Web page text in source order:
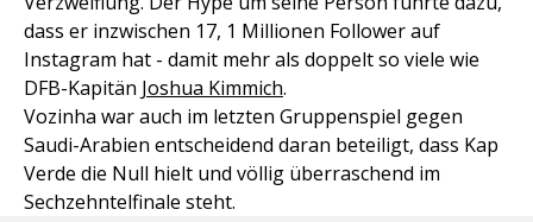
dass er inzwischen 17, 1 Millionen Follower auf
Instagram hat - damit mehr als doppelt so viele wie
DFB-Kapitän Joshua Kimmich.
Vozinha war auch im letzten Gruppenspiel gegen
Saudi-Arabien entscheidend daran beteiligt, dass Kap
Verde die Null hielt und völlig überraschend im
Sechzehntelfinale steht.